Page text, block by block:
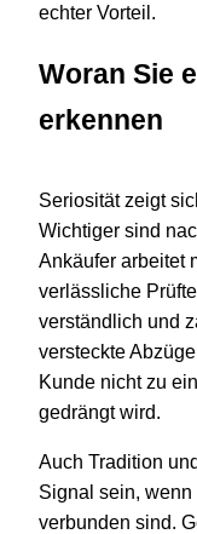
echter Vorteil.
Woran Sie
erkennen
Seriosität zeigt
Wichtiger sind
Ankäufer arbeitet
verlässliche
verständlich und
versteckte
Kunde nicht zu
gedrängt wird.
Auch Tradition
Signal sein,
verbunden sind.